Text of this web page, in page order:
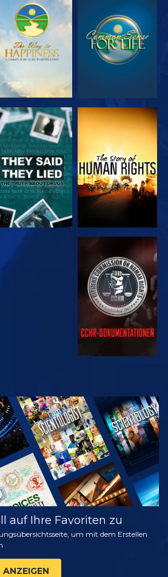
ANSEHEN ANSEHEN
ANSEHEN ANSEHEN
ANSEHEN
SERIE
ENTDECKEN
auf Ihre Favoriten zu
um mit dem Erstellen